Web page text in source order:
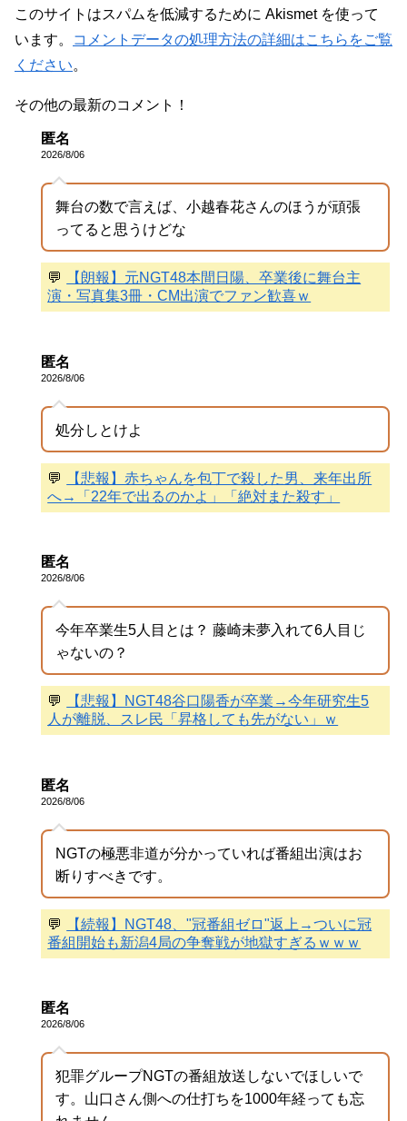
このサイトはスパムを低減するために Akismet を使って
います。
コメントデータの処理方法の詳細はこちらをご覧
ください。
その他の最新のコメント！
匿名
2026/8/06
舞台の数で言えば、小越春花さんのほうが頑張
ってると思うけどな
💬
【朗報】元NGT48本間日陽、卒業後に舞台主
演・写真集3冊・CM出演でファン歓喜ｗ
匿名
2026/8/06
処分しとけよ
💬
【悲報】赤ちゃんを包丁で殺した男、来年出所
へ→「22年で出るのかよ」「絶対また殺す」
匿名
2026/8/06
今年卒業生5人目とは？ 藤崎未夢入れて6人目じ
ゃないの？
💬
【悲報】NGT48谷口陽香が卒業→今年研究生5
人が離脱、スレ民「昇格しても先がない」ｗ
匿名
2026/8/06
NGTの極悪非道が分かっていれば番組出演はお
断りすべきです。
💬
【続報】NGT48、"冠番組ゼロ"返上→ついに冠
番組開始も新潟4局の争奪戦が地獄すぎるｗｗｗ
匿名
2026/8/06
犯罪グループNGTの番組放送しないでほしいで
す。山口さん側への仕打ちを1000年経っても忘